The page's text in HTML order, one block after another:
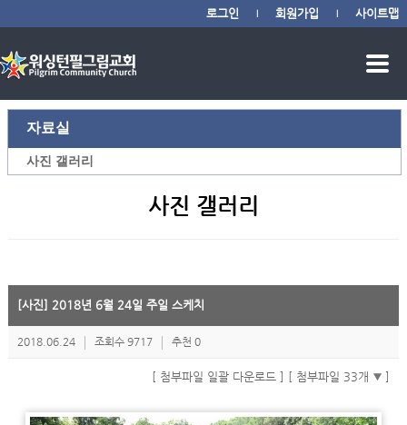
로그인 회원가입 사이트맵
자료실
사진 갤러리
사진 갤러리
[사진] 2018년 6월 24일 주일 스케치
2018.06.24 조회수 9717 추천 0
[ 첨부파일 일괄 다운로드 ] [ 첨부파일 33개 ]